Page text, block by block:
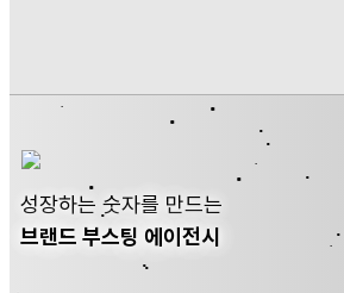
성장하는 숫자를 만드는
브랜드 부스팅 에이전시